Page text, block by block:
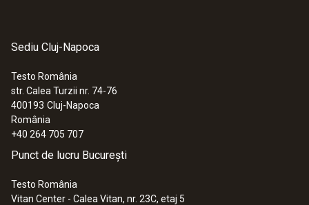
Sediu Cluj-Napoca
Testo România
str. Calea Turzii nr. 74-76
400193 Cluj-Napoca
România
+40 264 705 707
Punct de lucru București
Testo România
Vitan Center - Calea Vitan, nr. 23C, etaj 5